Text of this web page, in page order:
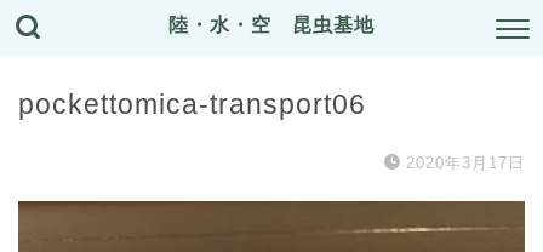
陸・水・空 昆虫基地
pockettomica-transport06
2020年3月17日